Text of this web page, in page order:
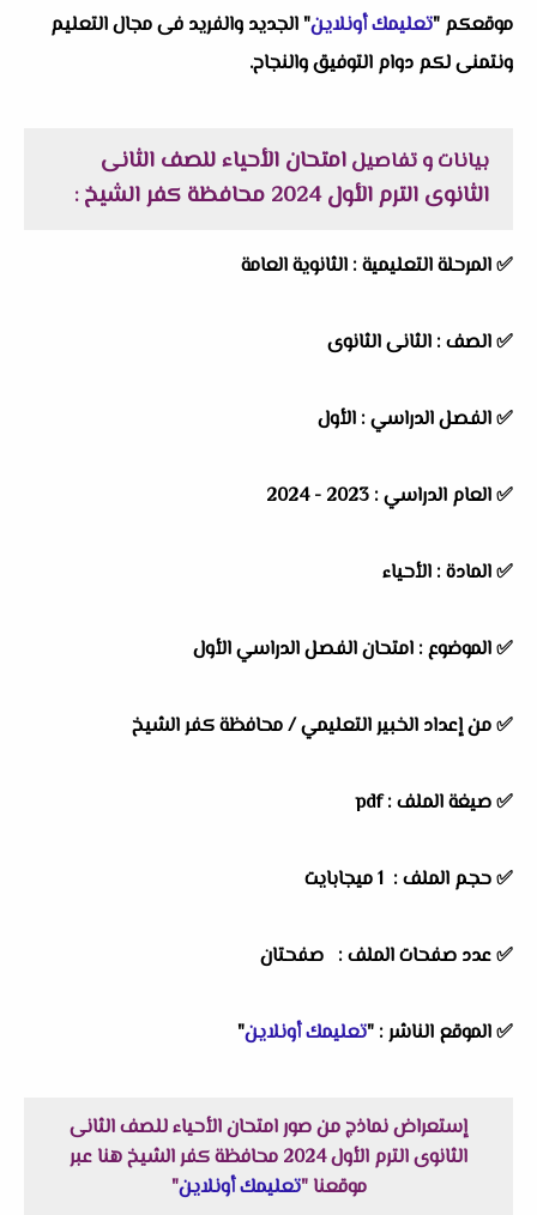
موقعكم "تعليمك أونلاين" الجديد والفريد فى مجال التعليم
ونتمنى لكم دوام التوفيق والنجاح.
بيانات و تفاصيلامتحان الأحياء للصف الثانى
الثانوى الترم الأول 2024 محافظة كفر الشيخ
:
✅المرحلة التعليمية : الثانوية العامة
✅الصف : الثانى الثانوى
✅الفصل الدراسي : الأول
✅العام الدراسي :
✅المادة : الأحياء
✅الموضوع : امتحان الفصل الدراسي الأول
✅من إعداد الخبير التعليمي /محافظة كفر الشيخ
✅ صيغة الملف : pdf
✅ حجم الملف : 1 ميجابايت
✅ عدد صفحات الملف : صفحتان
✅الموقع الناشر : "تعليمك أونلاين"
إستعراض نماذج من صور امتحان الأحياء للصف الثانى
الثانوى الترم الأول 2024 محافظة كفر الشيخ هنا عبر
موقعنا "تعليمك أونلاين"